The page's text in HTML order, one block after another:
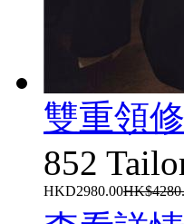
雙重領
852
HKD2980.00